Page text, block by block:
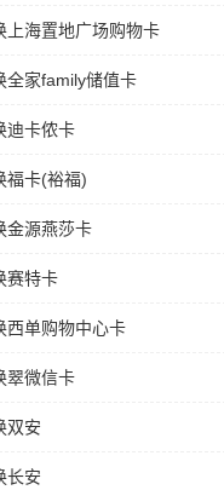
上海置地广场购物卡
全家family储值卡
迪卡侬卡
福卡(裕福)
金源燕莎卡
赛特卡
西单购物中心卡
翠微信卡
双安
长安